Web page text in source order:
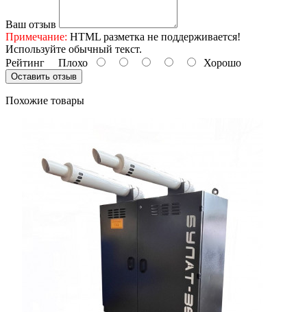
Ваш отзыв
Примечание: HTML разметка не поддерживается!
Используйте обычный текст.
Рейтинг Плохо Хорошо
Оставить отзыв
Похожие товары